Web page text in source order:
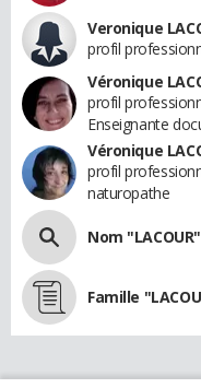
Veronique
profil
Véronique
profil
Enseignante
Véronique
profil
naturopathe
Nom "LACOUR"
Famille